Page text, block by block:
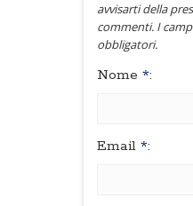
avvisarti della
commenti. I
obbligatori.
Nome *:
Email *: